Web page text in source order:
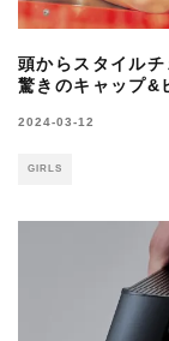
頭からスタイル
驚きのキャップ&
2024-03-12
GIRLS